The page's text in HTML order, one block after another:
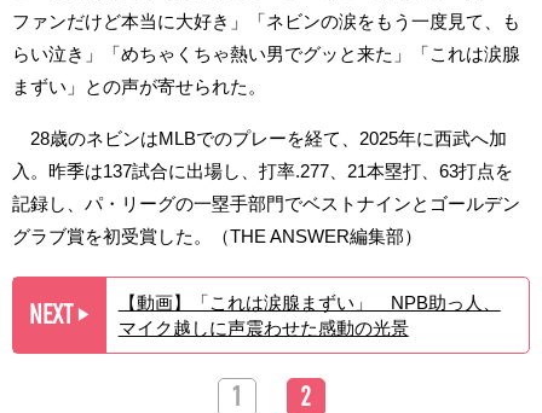
ファンだけど本当に大好き」「ネビンの涙をもう一度見て、も
らい泣き」「めちゃくちゃ熱い男でグッと来た」「これは涙腺
まずい」との声が寄せられた。
28歳のネビンはMLBでのプレーを経て、2025年に西武へ加
入。昨季は137試合に出場し、打率.277、21本塁打、63打点を
記録し、パ・リーグの一塁手部門でベストナインとゴールデン
グラブ賞を初受賞した。（THE ANSWER編集部）
NEXT ▶︎
【動画】「これは涙腺まずい」 NPB助っ人、
マイク越しに声震わせた感動の光景
1 2